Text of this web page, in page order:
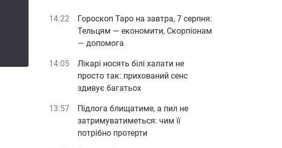
14:22
Гороскоп Таро на завтра, 7 серпня:
Тельцям — економити, Скорпіонам
— допомога
14:05
Лікарі носять білі халати не
просто так: прихований сенс
здивує багатьох
13:57
Підлога блищатиме, а пил не
затримуватиметься: чим її
потрібно протерти